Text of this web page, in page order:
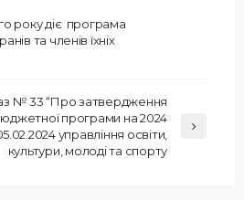
року діє програма
та членів їхніх
№ 33 “Про затвердження
програми на 2024
управління освіти,
культури, молоді та спорту